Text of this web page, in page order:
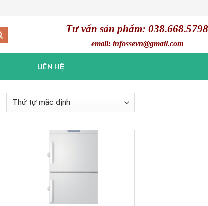
Tư vấn sản phẩm: 038.668.5798
email: infossevn@gmail.com
LIÊN HỆ